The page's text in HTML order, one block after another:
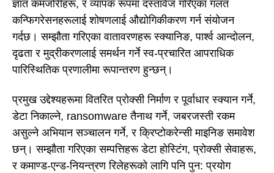
ज्ञात कमजोरीहरू, र व्यापक रूपमा दस्तावेज गरिएका गलत
कन्फिगरेसनहरूलाई शोषणलाई औद्योगिकीकरण गर्न संयोजन
गर्दछ। सम्झौता गरिएका वातावरणहरू स्क्यानिङ, पार्श्व आन्दोलन,
दृढता र मुद्रीकरणलाई समर्थन गर्ने स्व-प्रचारित आपराधिक
पारिस्थितिक प्रणालीमा रूपान्तरण हुन्छन्।
प्रमुख उद्देश्यहरूमा वितरित प्रोक्सी निर्माण र पूर्वाधार स्क्यान गर्ने,
डेटा निकाल्ने, ransomware तैनाथ गर्ने, जबरजस्ती रकम
असुल्ने अभियान सञ्चालन गर्ने, र क्रिप्टोकरेन्सी माइनिङ समावेश
छन्। सम्झौता गरिएका सम्पत्तिहरू डेटा होस्टिंग, प्रोक्सी सेवाहरू,
र कमाण्ड-एन्ड-नियन्त्रण रिलेहरूको लागि पनि पुन: प्रयोग